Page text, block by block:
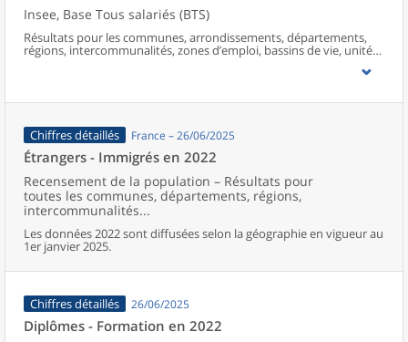
Insee, Base Tous salariés (BTS)
Résultats pour les communes, arrondissements, départements,
régions, intercommunalités, zones d’emploi, bassins de vie, unités
urbaines et aires d’attraction des villes de France hors Mayotte.
Chiffres détaillés France – 26/06/2025
Étrangers - Immigrés en 2022
Recensement de la population – Résultats pour
toutes les communes, départements, régions,
intercommunalités...
Les données 2022 sont diffusées selon la géographie en vigueur au
1er janvier 2025.
Chiffres détaillés 26/06/2025
Diplômes - Formation en 2022